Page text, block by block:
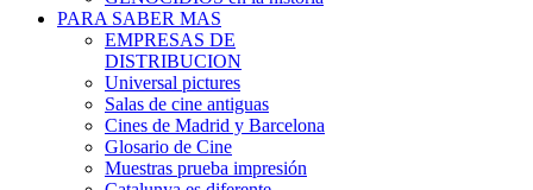
PARA SABER MAS
EMPRESAS DE
DISTRIBUCION
Universal pictures
Salas de cine antiguas
Cines de Madrid y Barcelona
Glosario de Cine
Muestras prueba impresión